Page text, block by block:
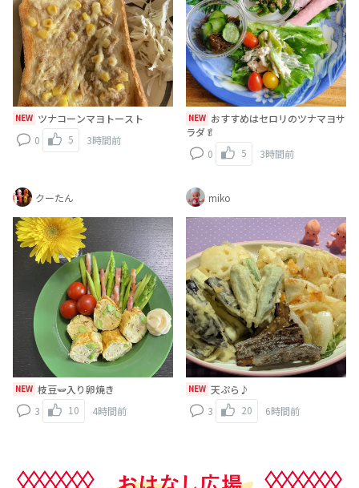
NEW ツナコーンマヨトースト
0
5 3時間前
NEW
ラダ🥬
0
5 3時間前
クーたん
NEW 枝豆🫛入り卵焼き
3
10 4時間前
miko
NEW 天ぷら♪
3
20 6時間前